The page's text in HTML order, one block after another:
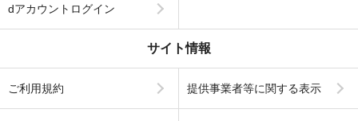
dアカウントログイン
サイト情報
ご利用規約 提供事業者等に関する表示